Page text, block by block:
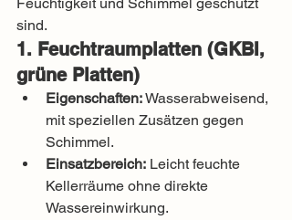
sind.
1. Feuchtraumplatten (GKBI,
grüne Platten)
Eigenschaften: Wasserabweisend,
mit speziellen Zusätzen gegen
Schimmel.
Einsatzbereich: Leicht feuchte
Kellerräume ohne direkte
Wassereinwirkung.